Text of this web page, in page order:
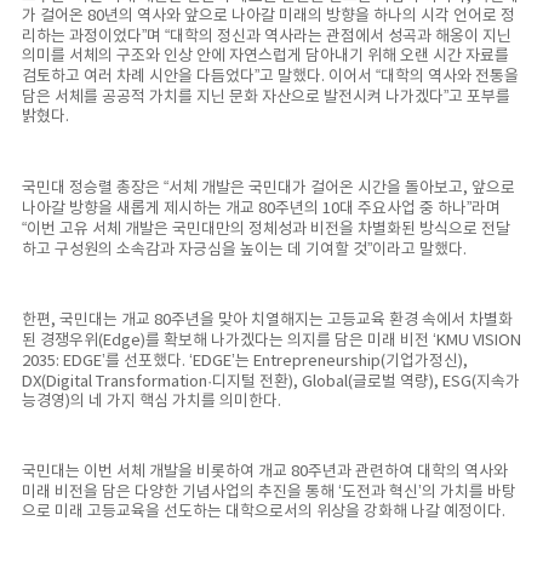
가 걸어온 80년의 역사와 앞으로 나아갈 미래의 방향을 하나의 시각 언어로 정
리하는 과정이었다”며 “대학의 정신과 역사라는 관점에서 성곡과 해옹이 지닌
의미를 서체의 구조와 인상 안에 자연스럽게 담아내기 위해 오랜 시간 자료를
검토하고 여러 차례 시안을 다듬었다”고 말했다. 이어서 “대학의 역사와 전통을
담은 서체를 공공적 가치를 지닌 문화 자산으로 발전시켜 나가겠다”고 포부를
밝혔다.
국민대 정승렬 총장은 “서체 개발은 국민대가 걸어온 시간을 돌아보고, 앞으로
나아갈 방향을 새롭게 제시하는 개교 80주년의 10대 주요사업 중 하나”라며
“이번 고유 서체 개발은 국민대만의 정체성과 비전을 차별화된 방식으로 전달
하고 구성원의 소속감과 자긍심을 높이는 데 기여할 것”이라고 말했다.
한편, 국민대는 개교 80주년을 맞아 치열해지는 고등교육 환경 속에서 차별화
된 경쟁우위(Edge)를 확보해 나가겠다는 의지를 담은 미래 비전 ‘KMU VISION
2035: EDGE’를 선포했다. ‘EDGE’는 Entrepreneurship(기업가정신),
DX(Digital Transformation·디지털 전환), Global(글로벌 역량), ESG(지속가
능경영)의 네 가지 핵심 가치를 의미한다.
국민대는 이번 서체 개발을 비롯하여 개교 80주년과 관련하여 대학의 역사와
미래 비전을 담은 다양한 기념사업의 추진을 통해 ‘도전과 혁신’의 가치를 바탕
으로 미래 고등교육을 선도하는 대학으로서의 위상을 강화해 나갈 예정이다.